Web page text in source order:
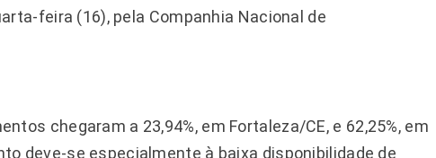
feira (16), pela Companhia Nacional de
chegaram a 23,94%, em Fortaleza/CE, e 62,25%, em
deve-se especialmente à baixa disponibilidade de